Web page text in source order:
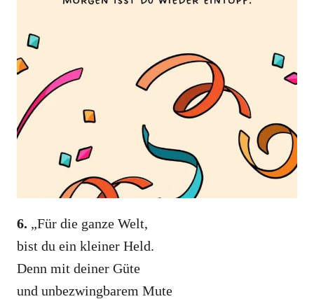
6. „Für die ganze Welt,
bist du ein kleiner Held.
Denn mit deiner Güte
und unbezwingbarem Mute